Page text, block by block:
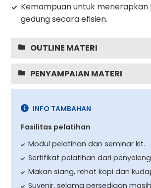
Kemampuan untuk
gedung secara efisien.
OUTLINE MATERI
PENYAMPAIAN MATERI
INFO TAMBAHAN
Fasilitas pelatihan
Modul pelatihan dan seminar kit.
Sertifikat pelatihan dari
Makan siang, rehat kopi dan
Suvenir, selama persediaan